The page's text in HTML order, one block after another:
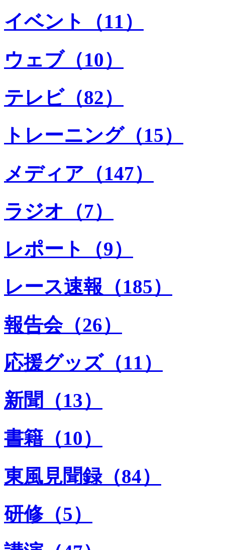
イベント（11）
ウェブ（10）
テレビ（82）
トレーニング（15）
メディア（147）
ラジオ（7）
レポート（9）
レース速報（185）
報告会（26）
応援グッズ（11）
新聞（13）
書籍（10）
東風見聞録（84）
研修（5）